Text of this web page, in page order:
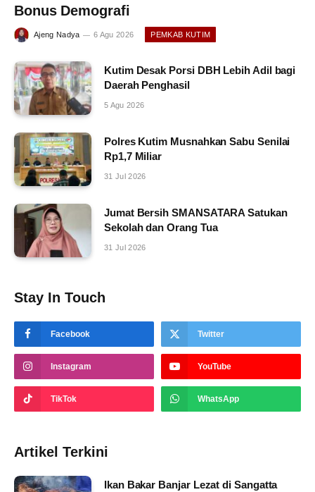
Bonus Demografi
Ajeng Nadya 6 Agu 2026 PEMKAB KUTIM
Kutim Desak Porsi DBH Lebih Adil bagi
Daerah Penghasil
5 Agu 2026
Polres Kutim Musnahkan Sabu Senilai
Rp1,7 Miliar
31 Jul 2026
Jumat Bersih SMANSATARA Satukan
Sekolah dan Orang Tua
31 Jul 2026
Stay In Touch
Facebook Twitter
Instagram YouTube
TikTok WhatsApp
Artikel Terkini
Ikan Bakar Banjar Lezat di Sangatta